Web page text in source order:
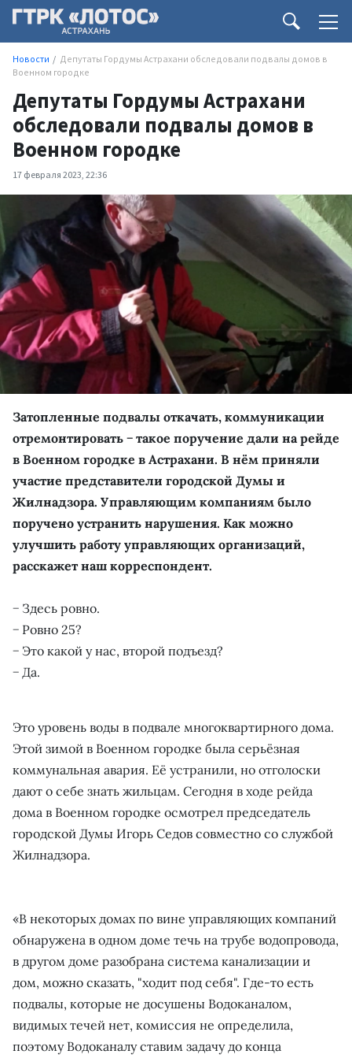
Новости
Депутаты Гордумы Астрахани обследовали подвалы домов в
Военном городке
Депутаты Гордумы Астрахани
обследовали подвалы домов в
Военном городке
17 февраля 2023, 22:36
Затопленные подвалы откачать, коммуникации
отремонтировать − такое поручение дали на рейде
в Военном городке в Астрахани. В нём приняли
участие представители городской Думы и
Жилнадзора. Управляющим компаниям было
поручено устранить нарушения. Как можно
улучшить работу управляющих организаций,
расскажет наш корреспондент.
− Здесь ровно.
− Ровно 25?
− Это какой у нас, второй подъезд?
− Да.
Это уровень воды в подвале многоквартирного дома.
Этой зимой в Военном городке была серьёзная
коммунальная авария. Её устранили, но отголоски
дают о себе знать жильцам. Сегодня в ходе рейда
дома в Военном городке осмотрел председатель
городской Думы Игорь Седов совместно со службой
Жилнадзора.
«В некоторых домах по вине управляющих компаний
обнаружена в одном доме течь на трубе водопровода,
в другом доме разобрана система канализации и
дом, можно сказать, "ходит под себя". Где-то есть
подвалы, которые не досушены Водоканалом,
видимых течей нет, комиссия не определила,
поэтому Водоканалу ставим задачу до конца